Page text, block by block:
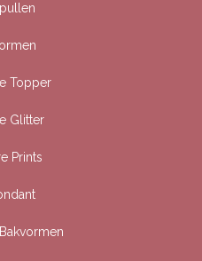
Topper
Glitter
Prints